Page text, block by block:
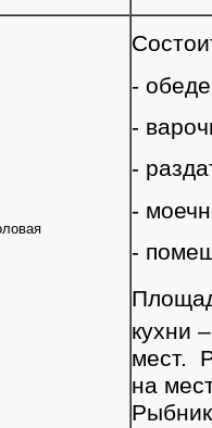
-
-
-
-
-
кухни
мест.
на